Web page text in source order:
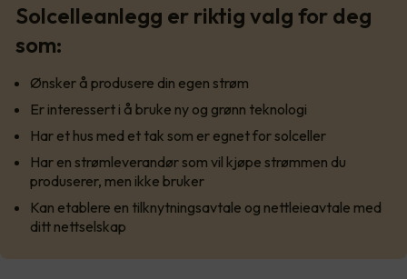
Solcelleanlegg er riktig valg for deg
som:
Ønsker å produsere din egen strøm
Er interessert i å bruke ny og grønn teknologi
Har et hus med et tak som er egnet for solceller
Har en strømleverandør som vil kjøpe strømmen du
produserer, men ikke bruker
Kan etablere en tilknytningsavtale og nettleieavtale med
ditt nettselskap